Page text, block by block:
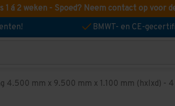
1 á 2 weken - Spoed? Neem contact op voor
BMWT- en CE-
4.500 mm x 9.500 mm x 1.100 mm (hxlxd) - 4